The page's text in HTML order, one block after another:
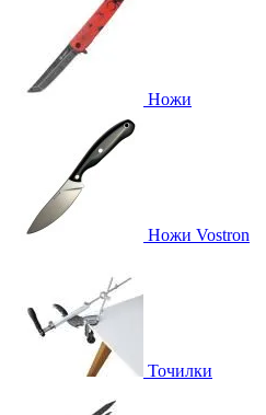
Ножи
Ножи Vostron
Точилки